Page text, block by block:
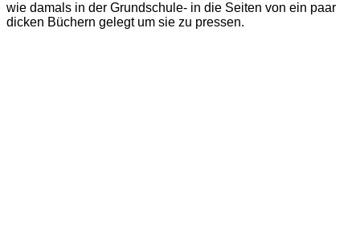
wie damals in der Grundschule- in die Seiten von ein paar
dicken Büchern gelegt um sie zu pressen.